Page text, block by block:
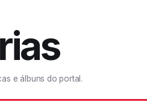
e álbuns do portal.